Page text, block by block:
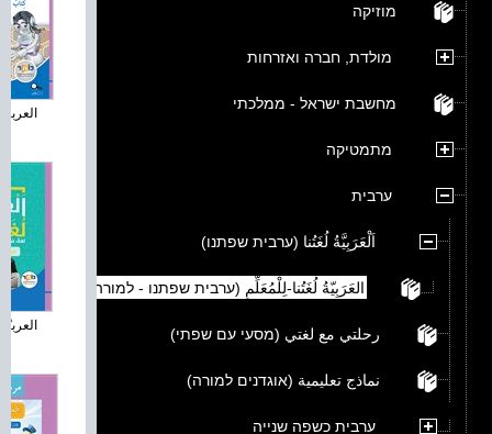
מוזיקה
מולדת, חברה ואזרחות
מחשבת ישראל - ממלכתי
מתמטיקה
ערבית
اَلْعَرَبِيَّةُ لُغَتُنا (ערבית שפתנו)
العَرَبِيّةُ لُغَتُنا-لِلْمُعَلِّمِ (ערבית שפתנו - למורה)
رحلتي مع لغتي (מסעי עם שפתי)
نماذج تعليمية (אוגדנים למורה)
ערבית כשפה שנייה